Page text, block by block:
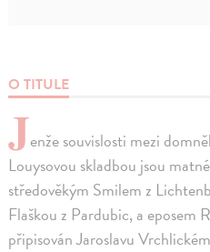
O TITULE
Jenže souvislosti mezi
Louysovou skladbou jsou
středověkým Smilem z
Flaškou z Pardubic, a
připisován Jaroslavu